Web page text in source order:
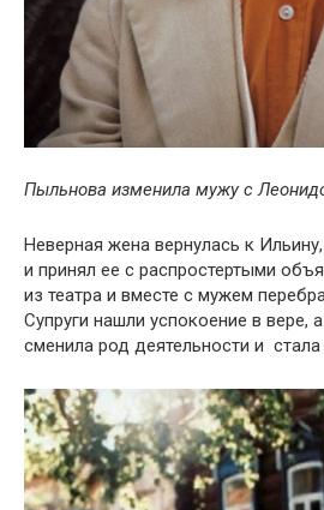
Пыльнова изменила мужу с
Неверная жена вернулась к
и принял ее с распростертыми
из театра и вместе с мужем
Супруги нашли успокоение в вере,
сменила род деятельности и стала